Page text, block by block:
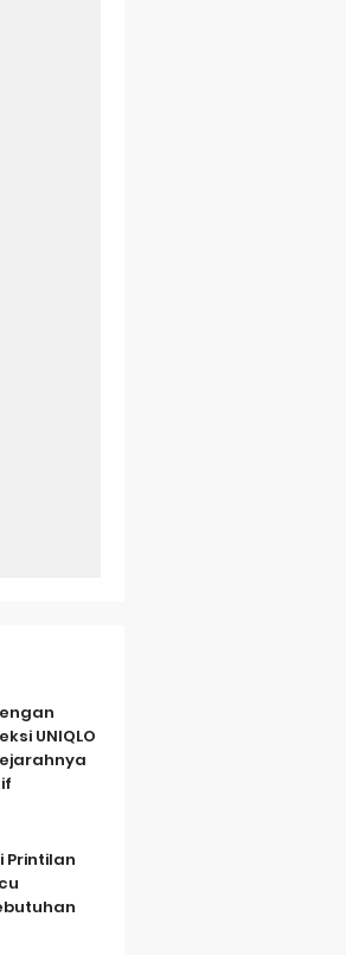
UNIQLO
Printilan